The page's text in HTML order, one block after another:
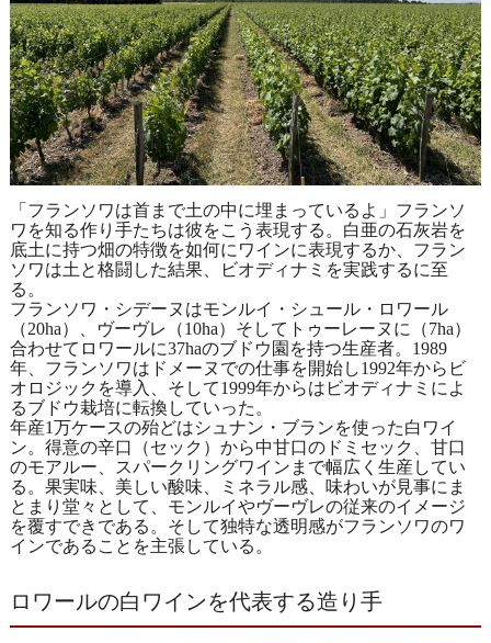
「フランソワは首まで土の中に埋まっているよ」フランソ
ワを知る作り手たちは彼をこう表現する。白亜の石灰岩を
底土に持つ畑の特徴を如何にワインに表現するか、フラン
ソワは土と格闘した結果、ビオディナミを実践するに至
る。
フランソワ・シデーヌはモンルイ・シュール・ロワール
（20ha）、ヴーヴレ（10ha）そしてトゥーレーヌに（7ha）
合わせてロワールに37haのブドウ園を持つ生産者。1989
年、フランソワはドメーヌでの仕事を開始し1992年からビ
オロジックを導入、そして1999年からはビオディナミによ
るブドウ栽培に転換していった。
年産1万ケースの殆どはシュナン・ブランを使った白ワイ
ン。得意の辛口（セック）から中甘口のドミセック、甘口
のモアルー、スパークリングワインまで幅広く生産してい
る。果実味、美しい酸味、ミネラル感、味わいが見事にま
とまり堂々として、モンルイやヴーヴレの従来のイメージ
を覆すできである。そして独特な透明感がフランソワのワ
インであることを主張している。
ロワールの白ワインを代表する造り手